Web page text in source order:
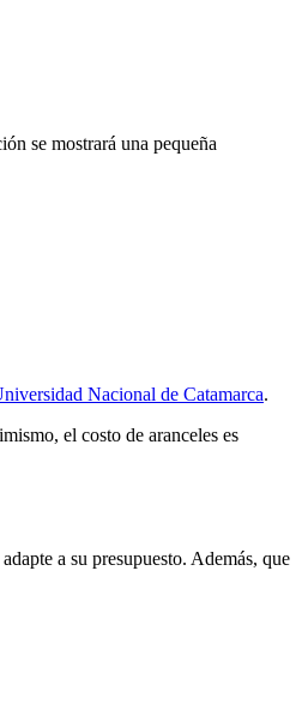
se mostrará una pequeña
Nacional de Catamarca.
el costo de aranceles es
a su presupuesto. Además, que